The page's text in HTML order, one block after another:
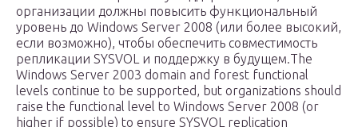
организации должны повысить функциональный
уровень до Windows Server 2008 (или более высокий,
если возможно), чтобы обеспечить совместимость
репликации SYSVOL и поддержку в будущем.The
Windows Server 2003 domain and forest functional
levels continue to be supported, but organizations should
raise the functional level to Windows Server 2008 (or
higher if possible) to ensure SYSVOL replication